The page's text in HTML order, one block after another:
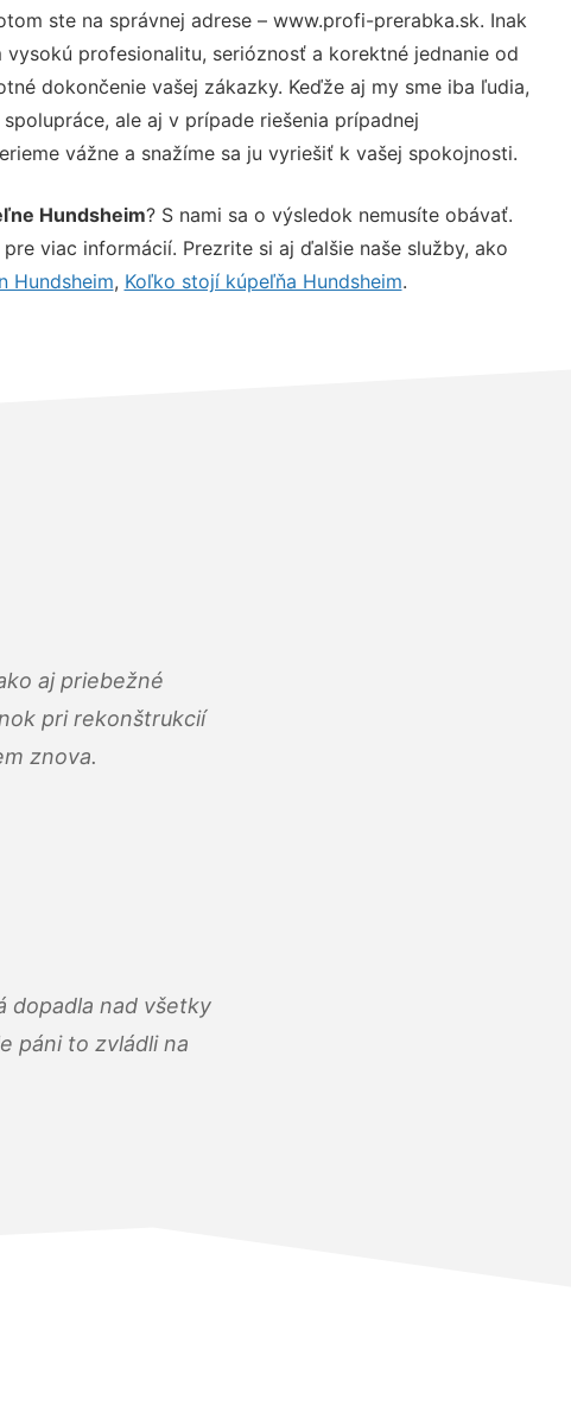
ste na správnej adrese – www.profi-prerabka.sk. Inak
vysokú profesionalitu, serióznosť a korektné jednanie od
dokončenie vašej zákazky. Keďže aj my sme iba ľudia,
ale aj v prípade riešenia prípadnej
vážne a snažíme sa ju vyriešiť k vašej spokojnosti.
Hundsheim? S nami sa o výsledok nemusíte obávať.
viac informácií. Prezrite si aj ďalšie naše služby, ako
Hundsheim, Koľko stojí kúpeľňa Hundsheim.
aj priebežné
pri rekonštrukcií
znova.
dopadla nad všetky
páni to zvládli na